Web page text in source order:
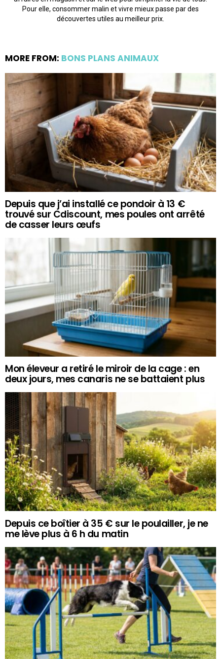
Pour elle, consommer malin et vivre mieux passe par des
découvertes utiles au meilleur prix.
MORE FROM: BONS PLANS ANIMAUX
Depuis que j’ai installé ce pondoir à 13 €
trouvé sur Cdiscount, mes poules ont arrêté
de casser leurs œufs
Mon éleveur a retiré le miroir de la cage : en
deux jours, mes canaris ne se battaient plus
Depuis ce boîtier à 35 € sur le poulailler, je ne
me lève plus à 6 h du matin